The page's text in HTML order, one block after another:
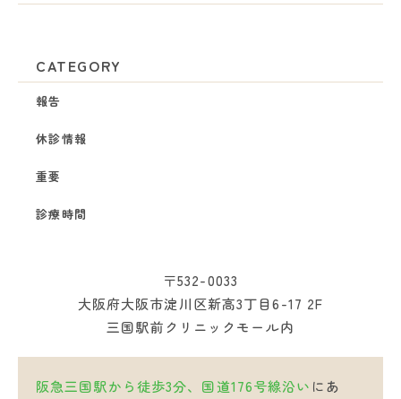
CATEGORY
報告
休診情報
重要
診療時間
〒532-0033
大阪府大阪市淀川区新高3丁目6-17 2F
三国駅前クリニックモール内
阪急三国駅から徒歩3分、国道176号線沿い にあ